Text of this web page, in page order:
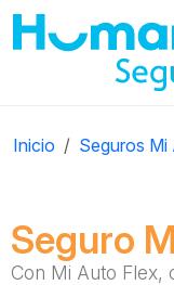
Inicio Seguros Mi
Seguro
Con Mi Auto Flex,